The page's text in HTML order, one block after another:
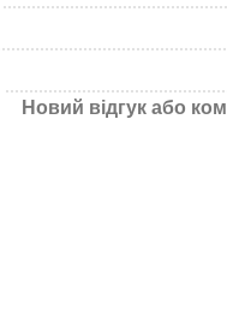
Новий відгук або